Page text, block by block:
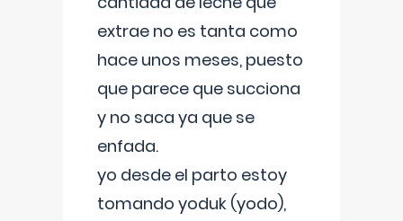
extrae no es tanta como
hace unos meses, puesto
que parece que succiona
y no saca ya que se
enfada.
yo desde el parto estoy
tomando yoduk (yodo),